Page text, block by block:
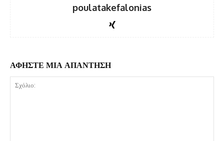
poulatakefalonias
ΑΦΗΣΤΕ ΜΙΑ ΑΠΑΝΤΗΣΗ